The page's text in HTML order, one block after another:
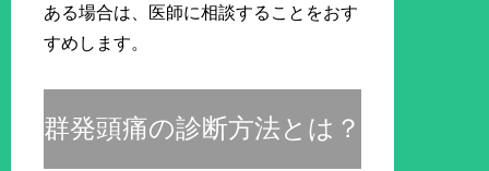
ある場合は、医師に相談することをおす
すめします。
群発頭痛の診断方法とは？